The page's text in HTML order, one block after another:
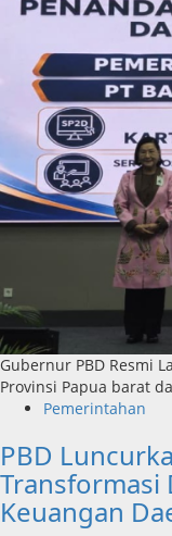
Gubernur PBD Resmi
Provinsi Papua barat
Pemerintahan
PBD
Transformasi
Keuangan